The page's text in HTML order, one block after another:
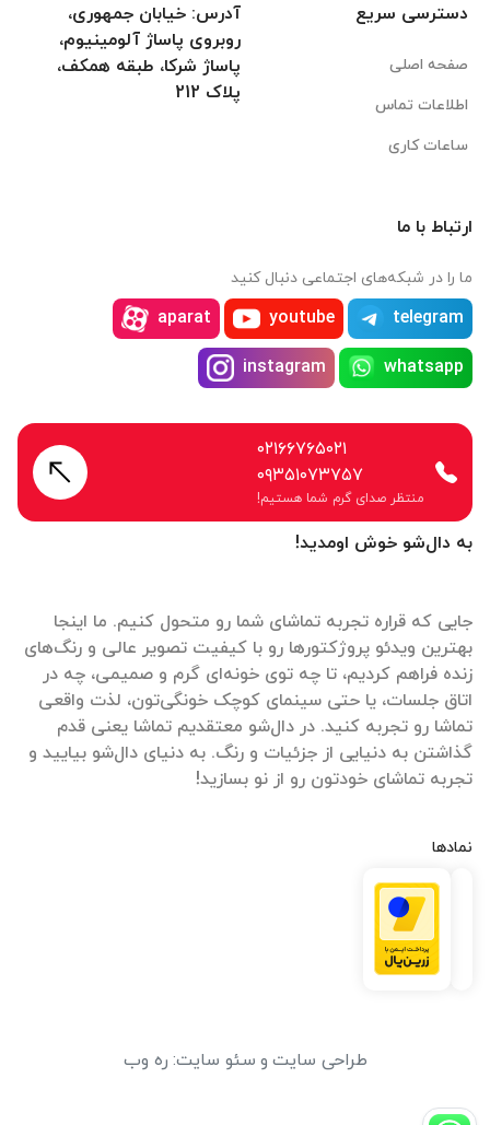
به دال‌شو خوش اومدید!
جایی که قراره تجربه تماشای شما رو متحول کنیم. ما اینجا
بهترین ویدئو پروژکتورها رو با کیفیت تصویر عالی و رنگ‌های
زنده فراهم کردیم، تا چه توی خونه‌ای گرم و صمیمی، چه در
اتاق جلسات، یا حتی سینمای کوچک خونگی‌تون، لذت واقعی
تماشا رو تجربه کنید. در دال‌شو معتقدیم تماشا یعنی قدم
گذاشتن به دنیایی از جزئیات و رنگ. به دنیای دال‌شو بیایید و
تجربه تماشای خودتون رو از نو بسازید!
نمادها
دسترسی سریع
صفحه اصلی
اطلاعات تماس
ساعات کاری
آدرس: خیابان جمهوری،
روبروی پاساژ آلومینیوم،
پاساژ شرکا، طبقه همکف،
پلاک 212
ارتباط با ما
ما را در شبکه‌های اجتماعی دنبال کنید
telegram
youtube
aparat
whatsapp
instagram
۰۲۱۶۶۷۶۵۰۲۱
۰۹۳۵۱۰۷۳۷۵۷
منتظر صدای گرم شما هستیم!
طراحی سایت و سئو سایت: ره وب